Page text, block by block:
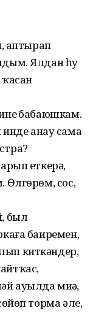
аптырап
Ялдан һуң
бабаюшкам.
анау сама
еткерә,
Өлгөрөм, сос,
был
баиремен,
киткәндер,
ауылда миңә,
торма әле,